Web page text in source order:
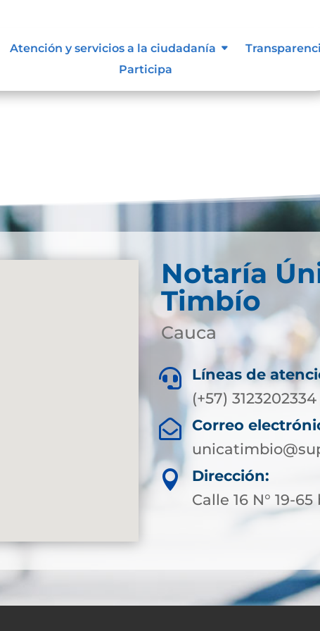
Atención y servicios a la ciudadanía
Participa
Notaría
Timbío
Cauca

Líneas de
(+57) 3123202334

Correo

Dirección:
Calle 16 N° 19-